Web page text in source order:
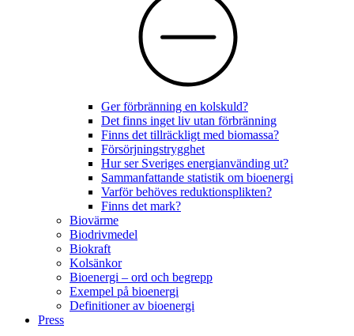
Ger förbränning en kolskuld?
Det finns inget liv utan förbränning
Finns det tillräckligt med biomassa?
Försörjningstrygghet
Hur ser Sveriges energianvänding ut?
Sammanfattande statistik om bioenergi
Varför behöves reduktionsplikten?
Finns det mark?
Biovärme
Biodrivmedel
Biokraft
Kolsänkor
Bioenergi – ord och begrepp
Exempel på bioenergi
Definitioner av bioenergi
Press